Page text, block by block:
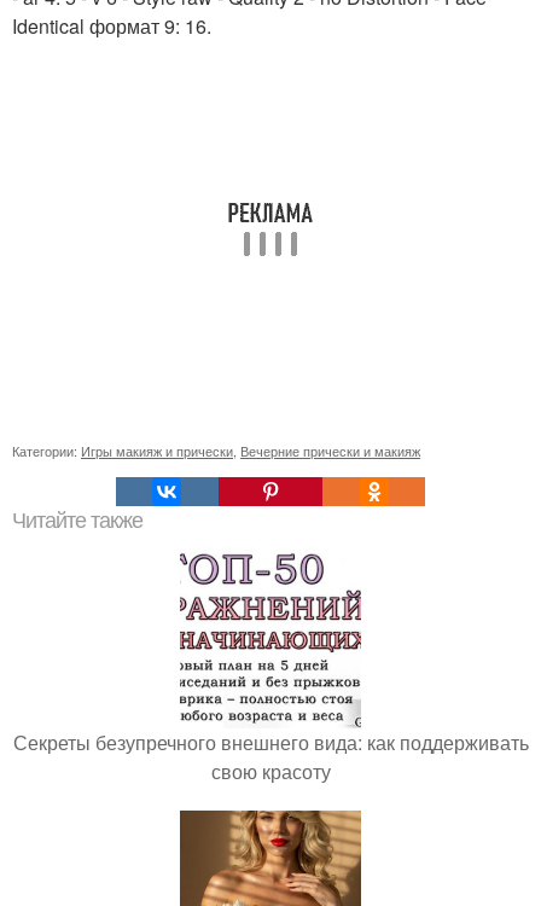
Identical формат 9: 16.
Категории: Игры макияж и прически, Вечерние прически и макияж
Читайте также
Секреты безупречного внешнего вида: как поддерживать
свою красоту